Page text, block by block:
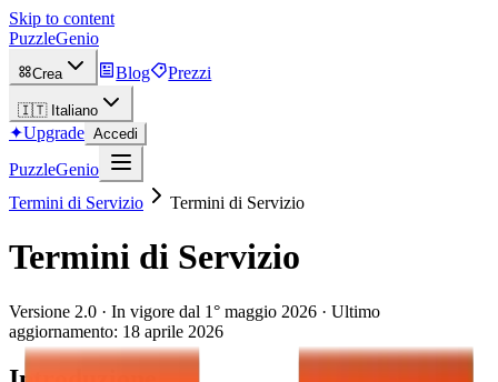
Skip to content
PuzzleGenio
Crea Blog Prezzi
🇮🇹 Italiano
✦Upgrade Accedi
PuzzleGenio
Termini di Servizio
Termini di Servizio
Termini di Servizio
Versione 2.0 · In vigore dal 1° maggio 2026 · Ultimo
aggiornamento: 18 aprile 2026